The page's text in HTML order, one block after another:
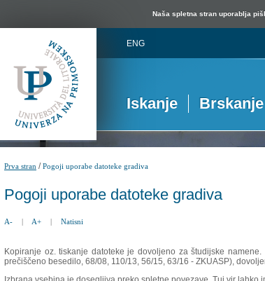
Naša spletna stran uporablja
ENG
Iskanje Brskanje
Prva stran /Pogoji uporabe datoteke gradiva
Pogoji uporabe datoteke gradiva
A- | A+ | Natisni
Kopiranje oz. tiskanje datoteke je dovoljeno za študijske
prečiščeno besedilo, 68/08, 110/13, 56/15, 63/16 - ZKUASP),